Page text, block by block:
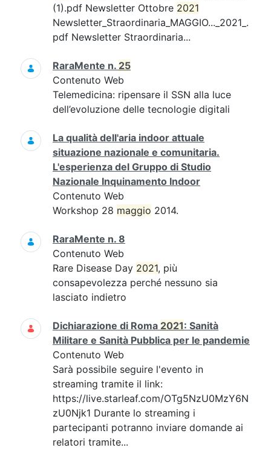
(1).pdf Newsletter Ottobre 2021
Newsletter_Straordinaria_MAGGIO..._2021_.
pdf Newsletter Straordinaria...
RaraMente n. 25
Contenuto Web
Telemedicina: ripensare il SSN alla luce
dell’evoluzione delle tecnologie digitali
La qualità dell'aria indoor attuale
situazione nazionale e comunitaria.
L'esperienza del Gruppo di Studio
Nazionale Inquinamento Indoor
Contenuto Web
Workshop 28 maggio 2014.
RaraMente n. 8
Contenuto Web
Rare Disease Day 2021, più
consapevolezza perché nessuno sia
lasciato indietro
Dichiarazione di Roma 2021: Sanità
Militare e Sanità Pubblica per le pandemie
Contenuto Web
Sarà possibile seguire l'evento in
streaming tramite il link:
https://live.starleaf.com/OTg5NzU0MzY6N
zU0Njk1 Durante lo streaming i
partecipanti potranno inviare domande ai
relatori tramite...